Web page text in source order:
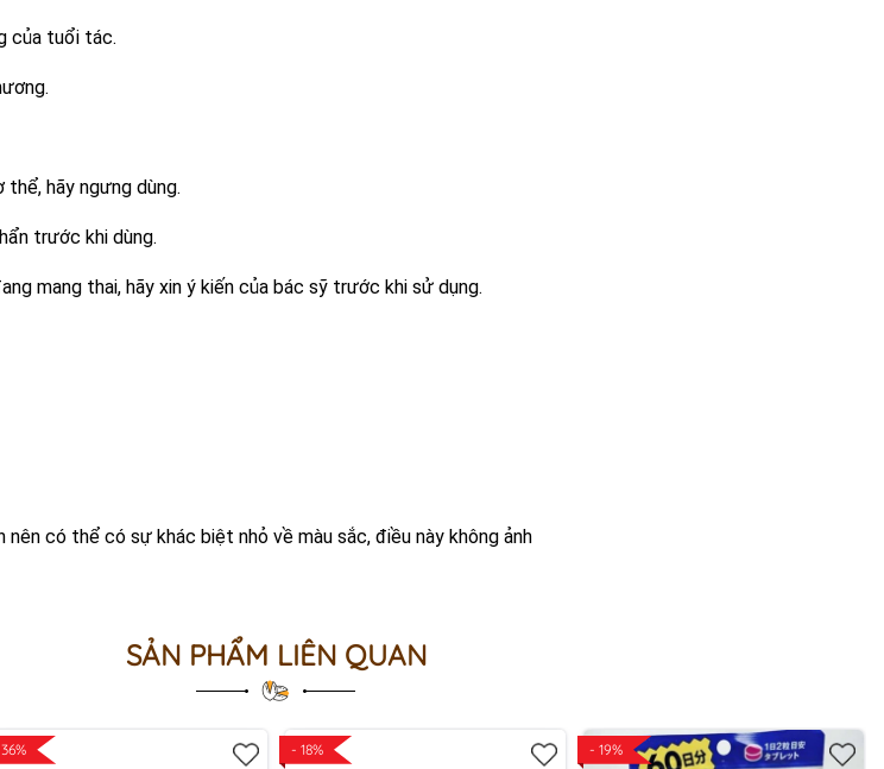
của tuổi tác.
hãy ngưng dùng.
trước khi dùng.
mang thai, hãy xin ý kiến của bác sỹ trước khi sử dụng.
có thể có sự khác biệt nhỏ về màu sắc, điều này không ảnh
SẢN PHẨM LIÊN QUAN
- 18% - 19%